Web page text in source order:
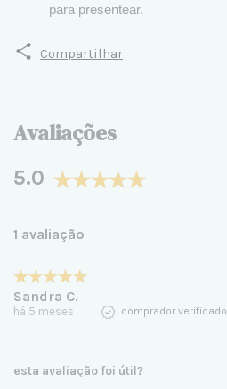
para presentear.
Compartilhar
Avaliações
5.0
1 avaliação
Sandra C.
há 5 meses comprador verificado
esta avaliação foi útil?